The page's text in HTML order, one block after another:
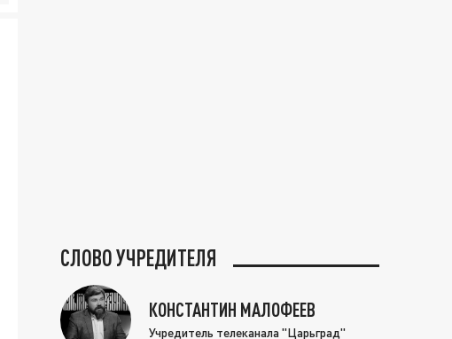
СЛОВО УЧРЕДИТЕЛЯ
КОНСТАНТИН МАЛОФЕЕВ
Учредитель телеканала "Царьград"